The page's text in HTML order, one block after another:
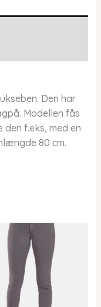
Den har
Modellen fås
den f.eks, med en
80 cm.